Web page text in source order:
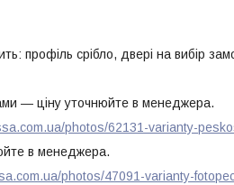
профіль срібло, двері на вибір
― ціну уточнюйте в менеджера.
photos/62131-varianty-
в менеджера.
photos/47091-varianty-